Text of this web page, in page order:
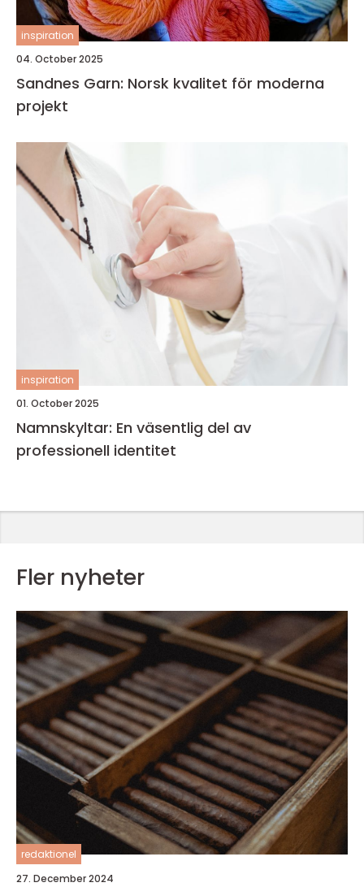
inspiration
04. October 2025
Sandnes Garn: Norsk kvalitet för moderna
projekt
inspiration
01. October 2025
Namnskyltar: En väsentlig del av
professionell identitet
Fler nyheter
redaktionel
27. December 2024